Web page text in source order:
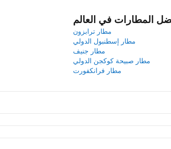
المطارات في العالم
مطار ترابزون
مطار إسطنبول الدولي
مطار جنيف
مطار صبيحة كوكجن الدولي
مطار فرانكفورت